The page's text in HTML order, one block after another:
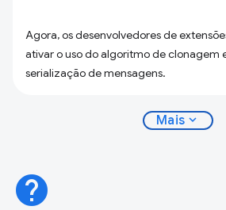
Agora, os desenvolvedores de
ativar o uso do algoritmo de clonagem
serialização de mensagens.
Mais expand_more
help